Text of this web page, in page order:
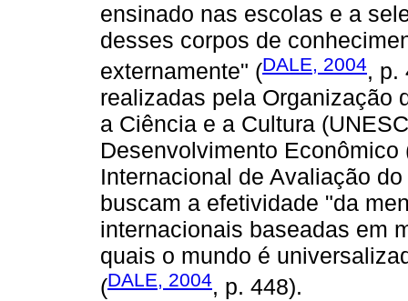
ensinado nas escolas e a
desses corpos de
externamente" (DALE, 2004, p.
realizadas pela Organização
a Ciência e a Cultura
Desenvolvimento
Internacional de Avaliação
buscam a efetividade "da
internacionais baseadas em
quais o mundo é
(DALE, 2004, p. 448).